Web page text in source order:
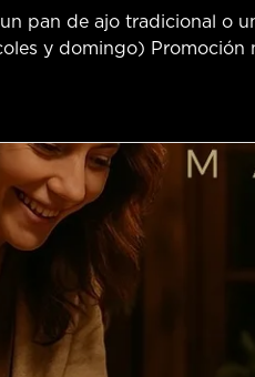
pan de ajo tradicional o
y domingo) Promoción